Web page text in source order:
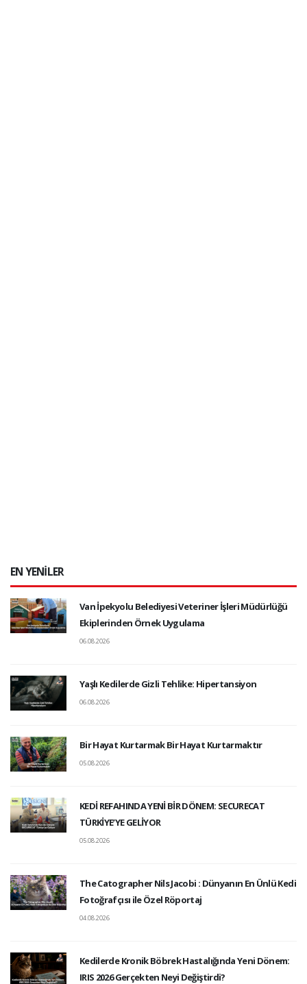
EN YENİLER
Van İpekyolu Belediyesi Veteriner İşleri Müdürlüğü
Ekiplerinden Örnek Uygulama
06.08.2026
Yaşlı Kedilerde Gizli Tehlike: Hipertansiyon
06.08.2026
Bir Hayat Kurtarmak Bir Hayat Kurtarmaktır
05.08.2026
KEDİ REFAHINDA YENİ BİR DÖNEM: SECURECAT
TÜRKİYE’YE GELİYOR
05.08.2026
The Catographer Nils Jacobi : Dünyanın En Ünlü Kedi
Fotoğrafçısı ile Özel Röportaj
04.08.2026
Kedilerde Kronik Böbrek Hastalığında Yeni Dönem:
IRIS 2026 Gerçekten Neyi Değiştirdi?